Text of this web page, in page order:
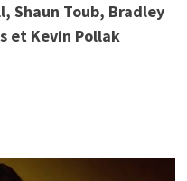
Shaun Toub, Bradley
et Kevin Pollak